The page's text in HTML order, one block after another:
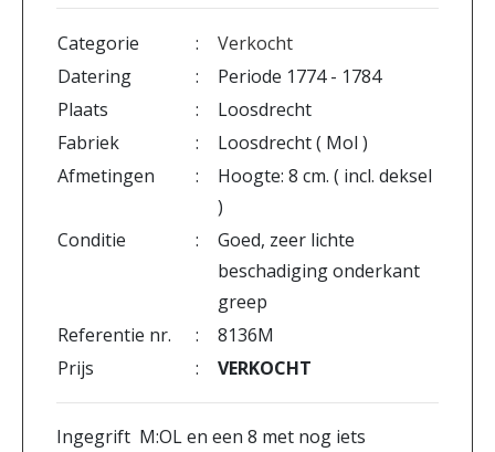
Categorie :
Verkocht
Datering
:
Periode 1774 - 1784
Plaats
:
Loosdrecht
Fabriek
:
Loosdrecht ( Mol )
Afmetingen
:
Hoogte: 8 cm. ( incl. deksel
)
Conditie
:
Goed, zeer lichte
beschadiging onderkant
greep
Referentie nr.
:
8136M
Prijs
: VERKOCHT
Ingegrift M:OL en een 8 met nog iets